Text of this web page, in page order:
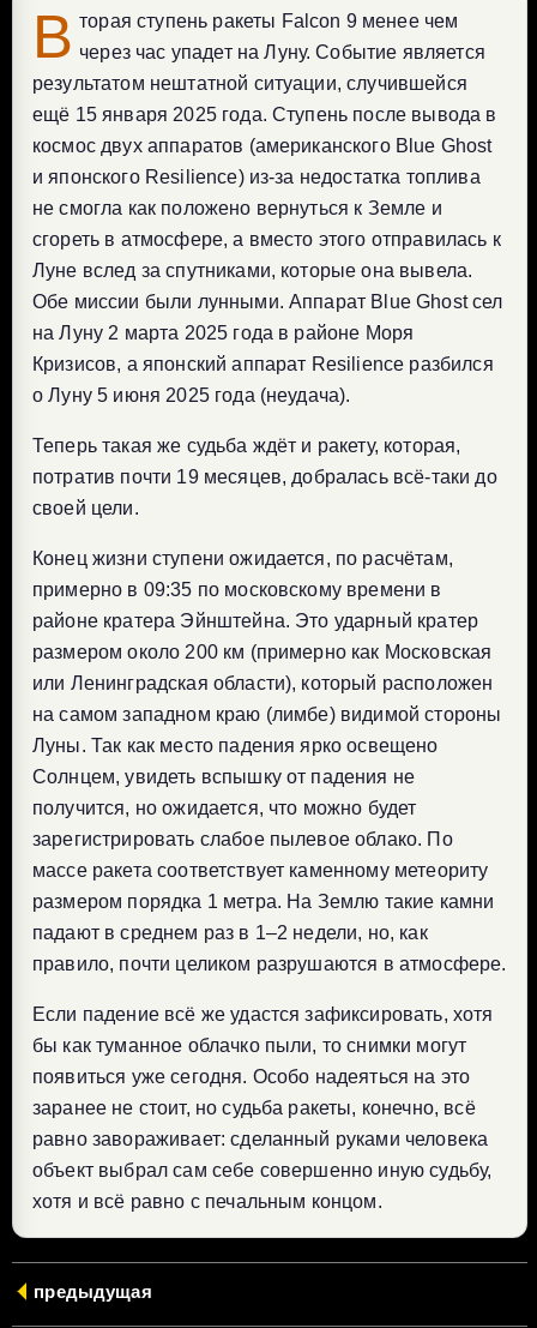
В торая ступень ракеты Falcon 9 менее чем
через час упадет на Луну. Событие является
результатом нештатной ситуации, случившейся
ещё 15 января 2025 года. Ступень после вывода в
космос двух аппаратов (американского Blue Ghost
и японского Resilience) из-за недостатка топлива
не смогла как положено вернуться к Земле и
сгореть в атмосфере, а вместо этого отправилась к
Луне вслед за спутниками, которые она вывела.
Обе миссии были лунными. Аппарат Blue Ghost сел
на Луну 2 марта 2025 года в районе Моря
Кризисов, а японский аппарат Resilience разбился
о Луну 5 июня 2025 года (неудача).
Теперь такая же судьба ждёт и ракету, которая,
потратив почти 19 месяцев, добралась всё-таки до
своей цели.
Конец жизни ступени ожидается, по расчётам,
примерно в 09:35 по московскому времени в
районе кратера Эйнштейна. Это ударный кратер
размером около 200 км (примерно как Московская
или Ленинградская области), который расположен
на самом западном краю (лимбе) видимой стороны
Луны. Так как место падения ярко освещено
Солнцем, увидеть вспышку от падения не
получится, но ожидается, что можно будет
зарегистрировать слабое пылевое облако. По
массе ракета соответствует каменному метеориту
размером порядка 1 метра. На Землю такие камни
падают в среднем раз в 1–2 недели, но, как
правило, почти целиком разрушаются в атмосфере.
Если падение всё же удастся зафиксировать, хотя
бы как туманное облачко пыли, то снимки могут
появиться уже сегодня. Особо надеяться на это
заранее не стоит, но судьба ракеты, конечно, всё
равно завораживает: сделанный руками человека
объект выбрал сам себе совершенно иную судьбу,
хотя и всё равно с печальным концом.
предыдущая